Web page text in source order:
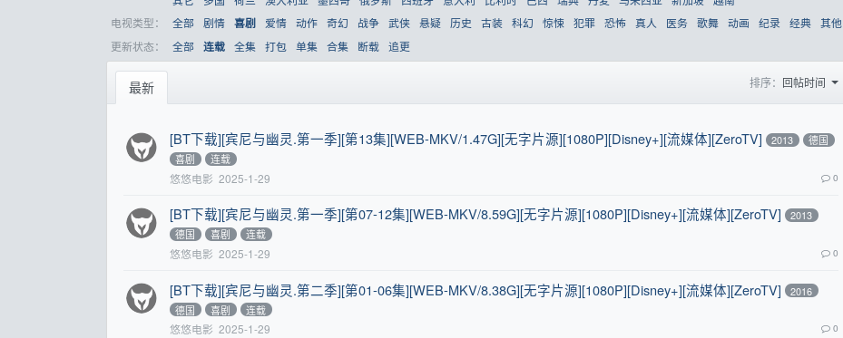
电视类型：
全部 剧情 喜剧 爱情 动作 奇幻 战争 武侠 悬疑 历史 古装 科幻 惊悚 犯罪 恐怖 真人 医务 歌舞 动画 纪录 经典 其他
更新状态：
全部 连载 全集 打包 单集 合集 断载 追更
最新 排序： 回帖时间
[BT下载][宾尼与幽灵.第一季][第13集][WEB-MKV/1.47G][无字片源][1080P][Disney+][流媒体][ZeroTV] 2013
德国
喜剧
连载
悠悠电影 2025-1-29 0
[BT下载][宾尼与幽灵.第一季][第07-12集][WEB-MKV/8.59G][无字片源][1080P][Disney+][流媒体][ZeroTV]
2013
德国
喜剧 连载
悠悠电影 2025-1-29 0
[BT下载][宾尼与幽灵.第二季][第01-06集][WEB-MKV/8.38G][无字片源][1080P][Disney+][流媒体][ZeroTV]
2016
德国
喜剧 连载
悠悠电影 2025-1-29 0